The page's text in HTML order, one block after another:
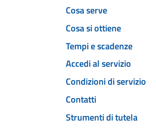
Cosa serve
Cosa si ottiene
Tempi e scadenze
Accedi al servizio
Condizioni di servizio
Contatti
Strumenti di tutela